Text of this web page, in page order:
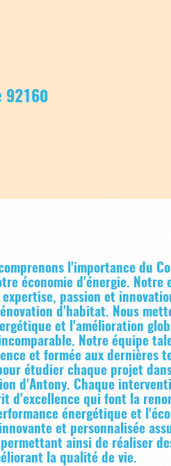
92160
comprenons l'importance du
économie d'énergie. Notre
passion et
d'habitat. Nous
et l'amélioration
Notre équipe
et formée aux dernières
étudier chaque projet
d'Antony. Chaque
qui font la
énergétique et
et personnalisée
ainsi de réaliser
la qualité de vie.